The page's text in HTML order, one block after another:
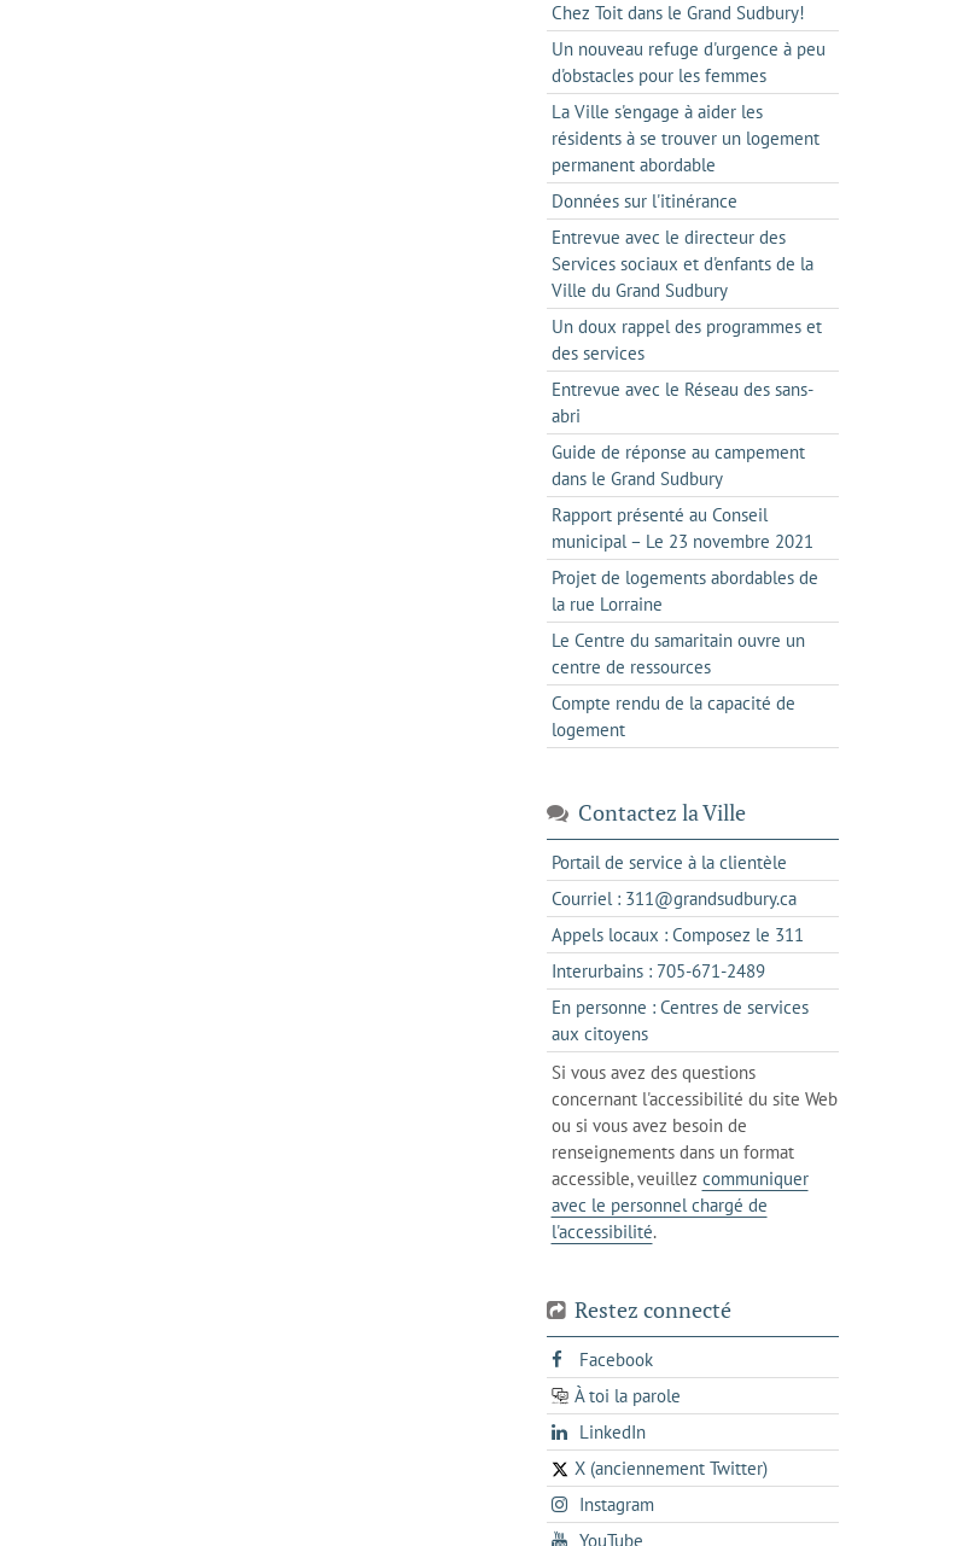
Chez Toit dans le Grand Sudbury!
Un nouveau refuge d'urgence à peu
d'obstacles pour les femmes
La Ville s'engage à aider les
résidents à se trouver un logement
permanent abordable
Données sur l'itinérance
Entrevue avec le directeur des
Services sociaux et d'enfants de la
Ville du Grand Sudbury
Un doux rappel des programmes et
des services
Entrevue avec le Réseau des sans-
abri
Guide de réponse au campement
dans le Grand Sudbury
Rapport présenté au Conseil
municipal – Le 23 novembre 2021
Projet de logements abordables de
la rue Lorraine
Le Centre du samaritain ouvre un
centre de ressources
Compte rendu de la capacité de
logement
Contactez la Ville
Portail de service à la clientèles'ouvre
dans
un
nouvel
Courriel : 311@grandsudbury.cas'ouvre
dans
votre
de
Appels locaux : Composez le 311
dans
un
client
téléphone
Interurbains : 705-671-2489s'ouvre
dans
client
votre
En personne : Centres de services
aux citoyenss'ouvre
dans
l'onglet
actuel
Si vous avez des questions
concernant l'accessibilité du site Web
ou si vous avez besoin de
renseignements dans un format
accessible, veuillez communiquer
avec le personnel chargé de
l'accessibilité.
Restez connecté
Facebooks'ouvre
dans
un
onglet
À toi la parole
opens
in
a
new
tab
LinkedInopens
in
a
new
X (anciennement Twitter)
s'ouvre
dans
un
Instagrams'ouvre
dans
YouTubes'ouvre